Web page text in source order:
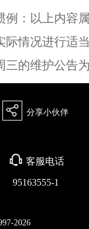
： 以上内容
际情况进行适
的维护公告为
򰀂 分享小伙伴
򰀃 客服电话
95163555-1
2026